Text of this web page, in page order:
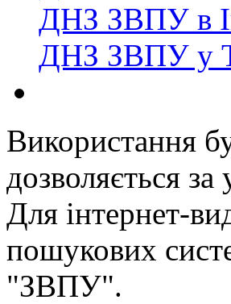
ДНЗ ЗВПУ в
ДНЗ ЗВПУ у
Використання
дозволяється
Для інтернет-
пошукових
"ЗВПУ".